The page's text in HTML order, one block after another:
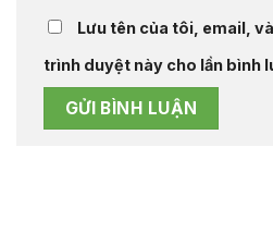
Lưu tên của tôi, email,
trình duyệt này cho lần bình